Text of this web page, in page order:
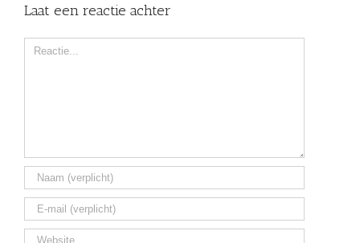
Laat een reactie achter
Comment